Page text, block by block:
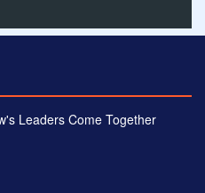
Leaders Come Together